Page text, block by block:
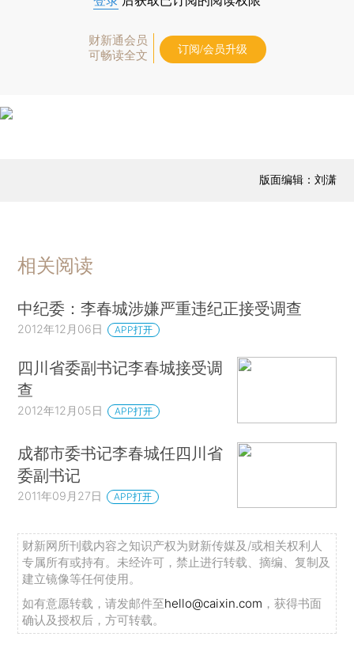
财新通会员
可畅读全文
订阅/会员升级
版面编辑：刘潇
相关阅读
中纪委：李春城涉嫌严重违纪正接受调查
2012年12月06日 APP打开
四川省委副书记李春城接受调
查
2012年12月05日 APP打开
成都市委书记李春城任四川省
委副书记
2011年09月27日 APP打开
财新网所刊载内容之知识产权为财新传媒及/或相关权利人
专属所有或持有。未经许可，禁止进行转载、摘编、复制及
建立镜像等任何使用。
如有意愿转载，请发邮件至hello@caixin.com ，获得书面
确认及授权后，方可转载。